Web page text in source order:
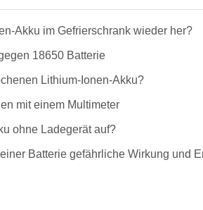
Akku im Gefrierschrank wieder her?
18650 Batterie
Lithium-Ionen-Akku?
mit einem Multimeter
ohne Ladegerät auf?
Batterie gefährliche Wirkung und